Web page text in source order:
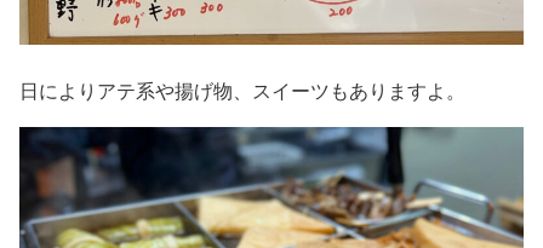
日によりアテ系や揚げ物、スイーツもありますよ。